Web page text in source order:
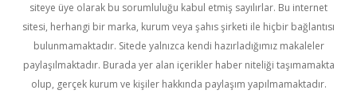
siteye üye olarak bu sorumluluğu kabul etmiş sayılırlar. Bu internet
sitesi, herhangi bir marka, kurum veya şahıs şirketi ile hiçbir bağlantısı
bulunmamaktadır. Sitede yalnızca kendi hazırladığımız makaleler
paylaşılmaktadır. Burada yer alan içerikler haber niteliği taşımamakta
olup, gerçek kurum ve kişiler hakkında paylaşım yapılmamaktadır.